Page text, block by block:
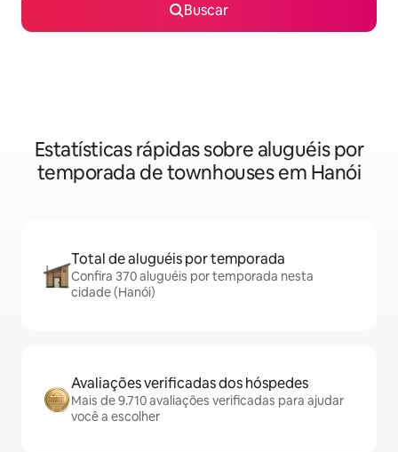
Buscar
Estatísticas rápidas sobre aluguéis por
temporada de townhouses em Hanói
Total de aluguéis por temporada
Confira 370 aluguéis por temporada nesta
cidade (Hanói)
Avaliações verificadas dos hóspedes
Mais de 9.710 avaliações verificadas para ajudar
você a escolher